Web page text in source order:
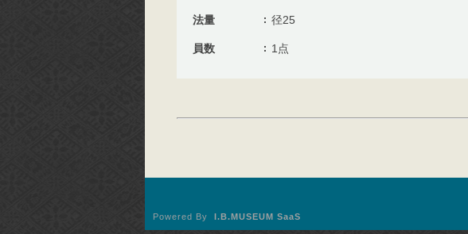
法量 径25
員数 1点
Powered By I.B.MUSEUM SaaS